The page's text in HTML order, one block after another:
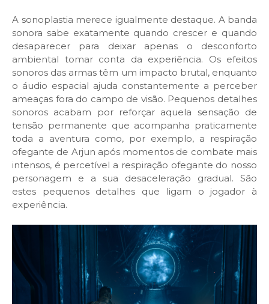
A sonoplastia merece igualmente destaque. A banda
sonora sabe exatamente quando crescer e quando
desaparecer para deixar apenas o desconforto
ambiental tomar conta da experiência. Os efeitos
sonoros das armas têm um impacto brutal, enquanto
o áudio espacial ajuda constantemente a perceber
ameaças fora do campo de visão. Pequenos detalhes
sonoros acabam por reforçar aquela sensação de
tensão permanente que acompanha praticamente
toda a aventura como, por exemplo, a respiração
ofegante de Arjun após momentos de combate mais
intensos, é percetível a respiração ofegante do nosso
personagem e a sua desaceleração gradual. São
estes pequenos detalhes que ligam o jogador à
experiência.